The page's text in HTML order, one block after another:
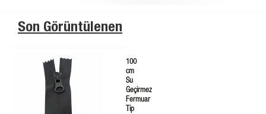
Son Görüntülenen
100
cm
Su
Geçirmez
Fermuar
Tip